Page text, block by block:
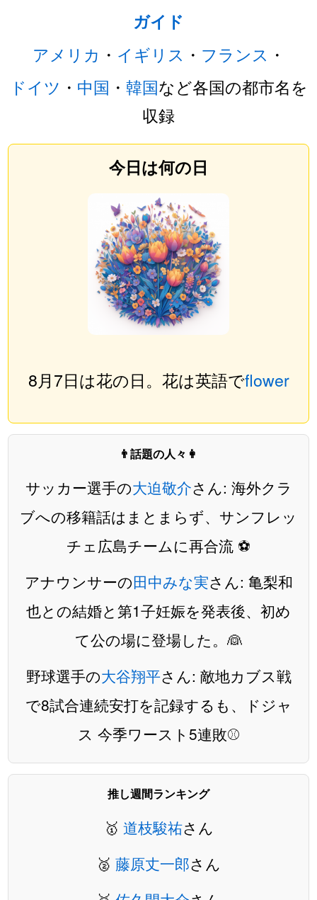
ガイド
アメリカ ・ イギリス ・ フランス ・
ドイツ ・ 中国 ・ 韓国など各国の都市名を
収録
今日は何の日
8月7日は花の日。花は英語でflower
👨話題の人々👩
サッカー選手の大迫敬介さん: 海外クラ
ブへの移籍話はまとまらず、サンフレッ
チェ広島チームに再合流 ⚽️
アナウンサーの田中みな実さん: 亀梨和
也との結婚と第1子妊娠を発表後、初め
て公の場に登場した。👰
野球選手の大谷翔平さん: 敵地カブス戦
で8試合連続安打を記録するも、ドジャ
ス 今季ワースト5連敗⚾️
推し週間ランキング
🥇 道枝駿祐さん
🥈 藤原丈一郎さん